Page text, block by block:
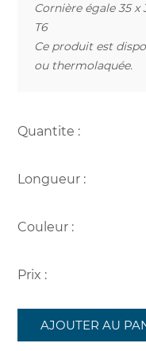
Cornière égale 35
T6
Ce produit est
ou thermolaquée.
Quantite :
Longueur :
Couleur :
Prix :
AJOUTER AU